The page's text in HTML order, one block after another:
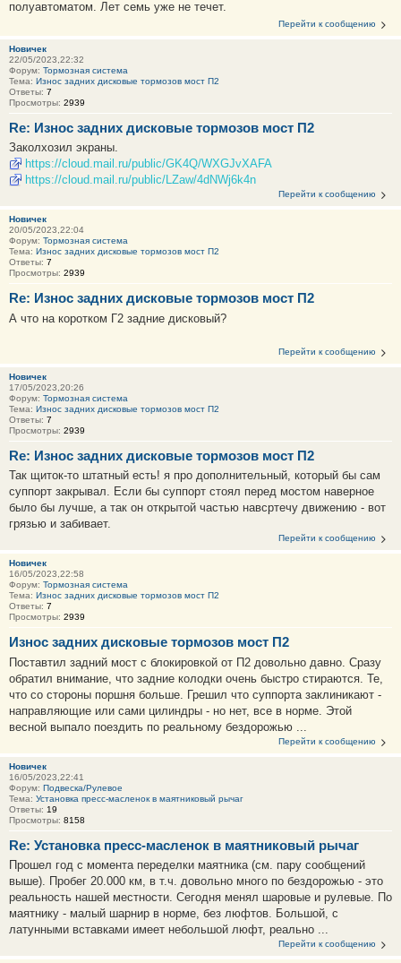
полуавтоматом. Лет семь уже не течет.
Перейти к сообщению
Новичек
22/05/2023,22:32
Форум: Тормозная система
Тема: Износ задних дисковые тормозов мост П2
Ответы: 7
Просмотры: 2939
Re: Износ задних дисковые тормозов мост П2
Заколхозил экраны.
https://cloud.mail.ru/public/GK4Q/WXGJvXAFA
https://cloud.mail.ru/public/LZaw/4dNWj6k4n
Перейти к сообщению
Новичек
20/05/2023,22:04
Форум: Тормозная система
Тема: Износ задних дисковые тормозов мост П2
Ответы: 7
Просмотры: 2939
Re: Износ задних дисковые тормозов мост П2
А что на коротком Г2 задние дисковый?
Перейти к сообщению
Новичек
17/05/2023,20:26
Форум: Тормозная система
Тема: Износ задних дисковые тормозов мост П2
Ответы: 7
Просмотры: 2939
Re: Износ задних дисковые тормозов мост П2
Так щиток-то штатный есть! я про дополнительный, который бы сам
суппорт закрывал. Если бы суппорт стоял перед мостом наверное
было бы лучше, а так он открытой частью навсртечу движению - вот
грязью и забивает.
Перейти к сообщению
Новичек
16/05/2023,22:58
Форум: Тормозная система
Тема: Износ задних дисковые тормозов мост П2
Ответы: 7
Просмотры: 2939
Износ задних дисковые тормозов мост П2
Поставтил задний мост с блокировкой от П2 довольно давно. Сразу
обратил внимание, что задние колодки очень быстро стираются. Те,
что со стороны поршня больше. Грешил что суппорта заклиникают -
направляющие или сами цилиндры - но нет, все в норме. Этой
весной выпало поездить по реальному бездорожью ...
Перейти к сообщению
Новичек
16/05/2023,22:41
Форум: Подвеска/Рулевое
Тема: Установка пресс-масленок в маятниковый рычаг
Ответы: 19
Просмотры: 8158
Re: Установка пресс-масленок в маятниковый рычаг
Прошел год с момента переделки маятника (см. пару сообщений
выше). Пробег 20.000 км, в т.ч. довольно много по бездорожью - это
реальность нашей местности. Сегодня менял шаровые и рулевые. По
маятнику - малый шарнир в норме, без люфтов. Большой, с
латунными вставками имеет небольшой люфт, реально ...
Перейти к сообщению